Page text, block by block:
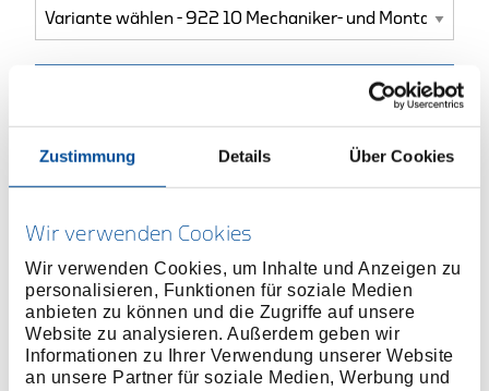
Zustimmung Details Über Cookies
Wir verwenden Cookies
Wir verwenden Cookies, um Inhalte und Anzeigen zu
personalisieren, Funktionen für soziale Medien
anbieten zu können und die Zugriffe auf unsere
Website zu analysieren. Außerdem geben wir
Informationen zu Ihrer Verwendung unserer Website
an unsere Partner für soziale Medien, Werbung und
Produktlinie
Produktbeschreibung
Für harte Beanspruchung
Optimale Passform erhält das Tastgefühl und
größtmögliche Fingerbeweglichkeit